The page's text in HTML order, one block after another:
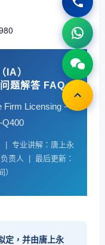
IA）
题解答 FAQ
Firm Licensing –
| 专业讲解：唐上永
负责人 | 最后更新：
定，并由唐上永